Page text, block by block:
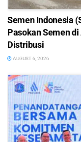
Semen Indonesia
Pasokan Semen
Distribusi
AUGUST 6, 2026